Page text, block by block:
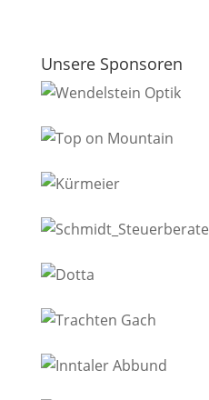
Unsere Sponsoren